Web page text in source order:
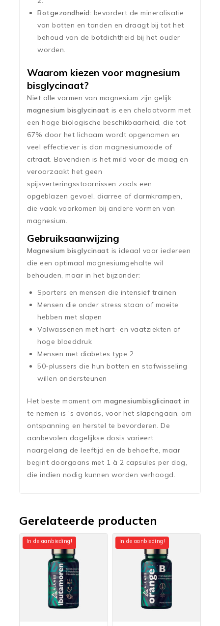
Botgezondheid: bevordert de mineralisatie
van botten en tanden en draagt bij tot het
behoud van de botdichtheid bij het ouder
worden.
Waarom kiezen voor magnesium
bisglycinaat?
Niet alle vormen van magnesium zijn gelijk:
magnesium bisglycinaat is een chelaatvorm met
een hoge biologische beschikbaarheid, die tot
67% door het lichaam wordt opgenomen en
veel effectiever is dan magnesiumoxide of
citraat. Bovendien is het mild voor de maag en
veroorzaakt het geen
spijsverteringsstoornissen zoals een
opgeblazen gevoel, diarree of darmkrampen,
die vaak voorkomen bij andere vormen van
magnesium.
Gebruiksaanwijzing
Magnesium bisglycinaat is ideaal voor iedereen
die een optimaal magnesiumgehalte wil
behouden, maar in het bijzonder:
Sporters en mensen die intensief trainen
Mensen die onder stress staan of moeite
hebben met slapen
Volwassenen met hart- en vaatziekten of
hoge bloeddruk
Mensen met diabetes type 2
50-plussers die hun botten en stofwisseling
willen ondersteunen
Het beste moment om magnesiumbisglicinaat in
te nemen is 's avonds, voor het slapengaan, om
ontspanning en herstel te bevorderen. De
aanbevolen dagelijkse dosis varieert
naargelang de leeftijd en de behoefte, maar
begint doorgaans met 1 à 2 capsules per dag,
die indien nodig kunnen worden verhoogd.
Gerelateerde producten
In de aanbieding! In de aanbieding!